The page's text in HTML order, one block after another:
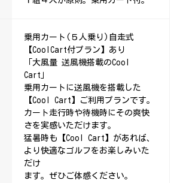
乗用カート(５人乗り)自走式
【CoolCart付プラン】あり
「大風量 送風機搭載のCool
Cart」
乗用カートに送風機を搭載した
【Cool Cart】ご利用プランです。
カート走行時や待機時にその爽快
さを実感いただけます。
猛暑時も【Cool Cart】があれば、
より快適なゴルフをお楽しみいた
だけ
ます。ぜひご体感ください。